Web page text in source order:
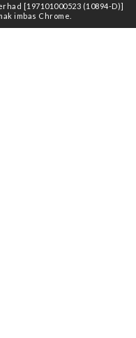
[197101000523 (10894-D)]
imbas Chrome.